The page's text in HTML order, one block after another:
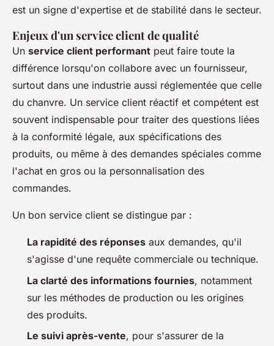
est un signe d'expertise et de stabilité dans le secteur.
Enjeux d'un service client de qualité
Un service client performant peut faire toute la
différence lorsqu'on collabore avec un fournisseur,
surtout dans une industrie aussi réglementée que celle
du chanvre. Un service client réactif et compétent est
souvent indispensable pour traiter des questions liées
à la conformité légale, aux spécifications des
produits, ou même à des demandes spéciales comme
l'achat en gros ou la personnalisation des
commandes.
Un bon service client se distingue par :
La rapidité des réponses aux demandes, qu'il
s'agisse d'une requête commerciale ou technique.
La clarté des informations fournies, notamment
sur les méthodes de production ou les origines
des produits.
Le suivi après-vente, pour s'assurer de la